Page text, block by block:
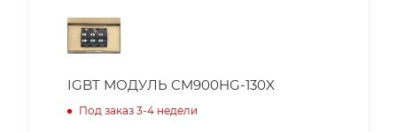
IGBT МОДУЛЬ CM900HG-130X
Под заказ 3-4 недели